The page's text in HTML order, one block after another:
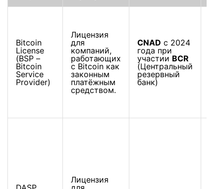
Bitcoin
License
(BSP –
Bitcoin
Service
Provider)
Лицензия
для
компаний,
работающих
с Bitcoin как
законным
платёжным
средством.
CNAD с 2024
года при
участии BCR
(Центральный
резервный
банк)
Лицензия